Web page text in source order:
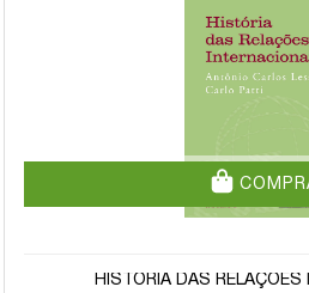
HISTÓRIA DAS RELAÇÕES